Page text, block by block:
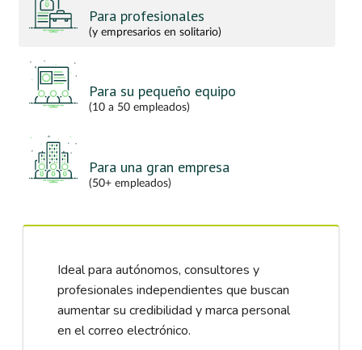
Para profesionales
(y empresarios en solitario)
Para su pequeño equipo
(10 a 50 empleados)
Para una gran empresa
(50+ empleados)
Ideal para autónomos, consultores y
profesionales independientes que buscan
aumentar su credibilidad y marca personal
en el correo electrónico.